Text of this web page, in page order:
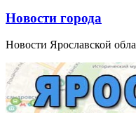
Новости города
Новости Ярославской